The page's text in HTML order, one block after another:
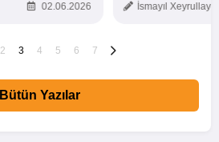
02.06.2026 İsmayıl
2 3 4 5 6 7
Bütün Yazılar